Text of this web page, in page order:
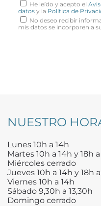
He leído y acepto el
datos y la Política de
No deseo recibir
mis datos se incorporen a
NUESTRO
Lunes 10h a 14h
Martes 10h a 14h y 18h
Miércoles cerrado
Jueves 10h a 14h y 18h
Viernes 10h a 14h
Sábado 9,30h a 13,30h
Domingo cerrado